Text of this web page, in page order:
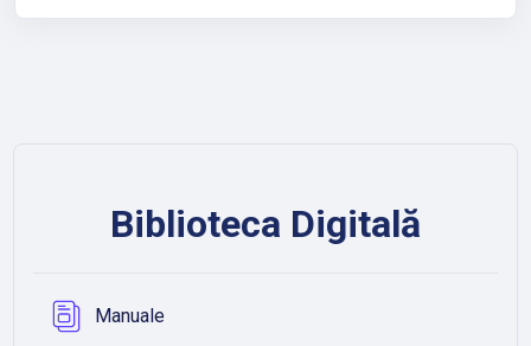
Biblioteca Digitală
ManualeDatabase